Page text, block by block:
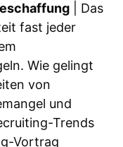
| Das
fast jeder
Wie gelingt
von
und
Trends
Vortrag